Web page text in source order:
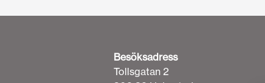
Besöksadress
Tollsgatan 2